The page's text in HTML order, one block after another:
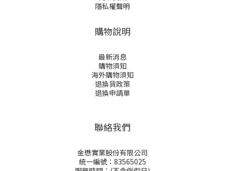
隱私權聲明
購物說明
最新消息
購物須知
海外購物須知
退換貨政策
退換申請單
聯絡我們
金懋實業股份有限公司
統一編號：83565025